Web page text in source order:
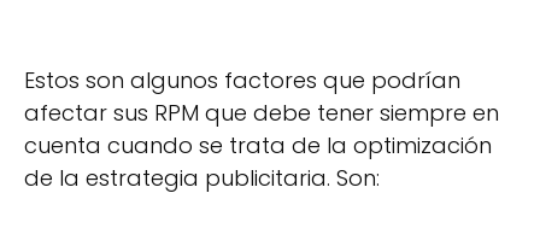
Estos son algunos factores que podrían
afectar sus RPM que debe tener siempre en
cuenta cuando se trata de la optimización
de la estrategia publicitaria. Son: